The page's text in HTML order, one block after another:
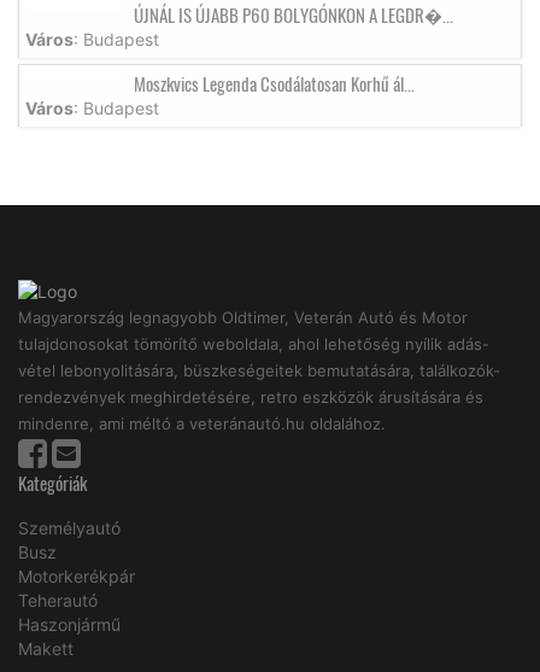
ÚJNÁL IS ÚJABB P60 BOLYGÓNKON A LEGDR�...
Város: Budapest
Moszkvics Legenda Csodálatosan Korhű ál...
Város: Budapest
Magyarország legnagyobb Oldtimer, Veterán Autó és Motor
tulajdonosokat tömörítő weboldala, ahol lehetőség nyílik adás-
vétel lebonyolitására, büszkeségeitek bemutatására, találkozók-
rendezvények meghirdetésére, retro eszközök árusítására és
mindenre, ami méltó a veteránautó.hu oldalához.
Kategóriák
Személyautó
Busz
Motorkerékpár
Teherautó
Haszonjármű
Makett